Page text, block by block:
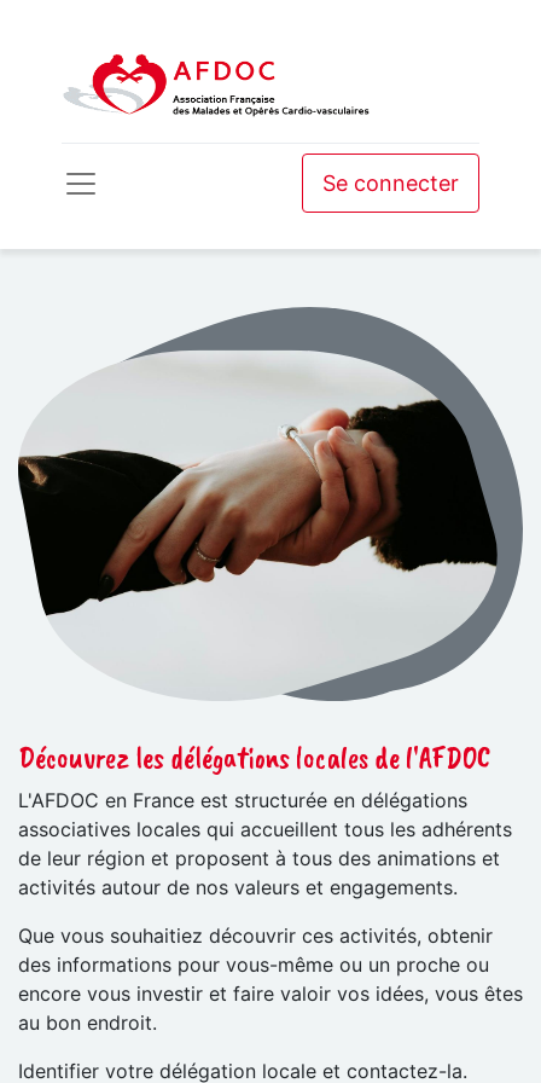
Se connecter
Découvrez les délégations locales de l'AFDOC
L'AFDOC en France est structurée en délégations
associatives locales qui accueillent tous les adhérents
de leur région et proposent à tous des animations et
activités autour de nos valeurs et engagements.
Que vous souhaitiez découvrir ces activités, obtenir
des informations pour vous-même ou un proche ou
encore vous investir et faire valoir vos idées, vous êtes
au bon endroit.
Identifier votre délégation locale et contactez-la.